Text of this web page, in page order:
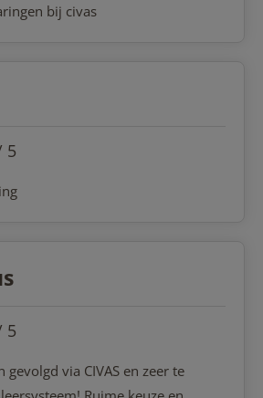
bij civas
5
5
gevolgd via CIVAS en zeer te